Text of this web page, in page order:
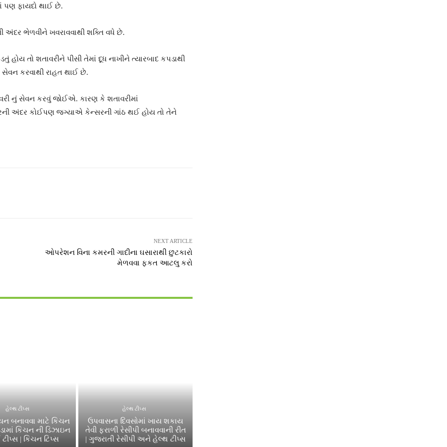
પણ ફાયદો થાઈ છે.
અંદર ભેળવીને ખવરાવવાથી શક્તિ વધે છે.
હોય તો શતાવરીને પીસી તેમાં દૂધ નાખીને ત્યારબાદ કપડાથી
કરવાથી રાહત થાઈ છે.
નું સેવન કરવું જોઈએ. કારણ કે શતાવરીમાં
અંદર કોઈપણ જગ્યાએ કેન્સરની ગાંઠ થઈ હોય તો તેને
NEXT ARTICLE
ઓપરેશન વિના કમરની ગાદીના ઘસારાથી છુટકારો
મેળવવા ફકત આટલુ કરો
હેલ્થ ટીપ્સ
બનાવવા માટે કિચન
કિચન ની ડિઝાઇન
| કિચન ટિપ્સ
હેલ્થ ટીપ્સ
ઉપવાસના દિવસોમાં ખાય શકાય
તેવી ફરાળી રેસીપી બનાવવાની રીત
| ગુજરાતી રેસીપી અને હેલ્થ ટીપ્સ